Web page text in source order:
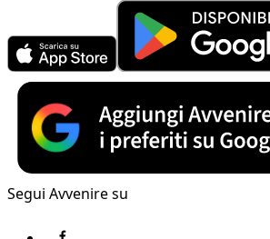
Segui Avvenire su